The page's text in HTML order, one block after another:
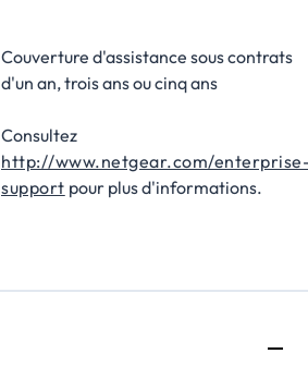
Couverture d'assistance sous contrats
d'un an, trois ans ou cinq ans
Consultez
http://www.netgear.com/
support pour plus d'informations.